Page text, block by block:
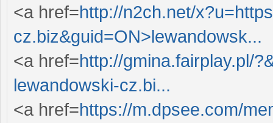
<a href=http://n2ch.net/
cz.biz&guid=ON>lewandowsk...
<a href=http://gmina.fairplay.pl/
lewandowski-cz.bi...
<a href=https://m.dpsee.com/